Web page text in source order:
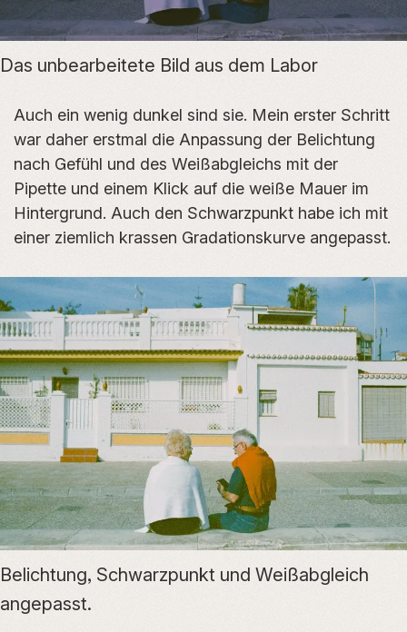
Das unbearbeitete Bild aus dem Labor
Auch ein wenig dunkel sind sie. Mein erster Schritt
war daher erstmal die Anpassung der Belichtung
nach Gefühl und des Weißabgleichs mit der
Pipette und einem Klick auf die weiße Mauer im
Hintergrund. Auch den Schwarzpunkt habe ich mit
einer ziemlich krassen Gradationskurve angepasst.
Belichtung, Schwarzpunkt und Weißabgleich
angepasst.